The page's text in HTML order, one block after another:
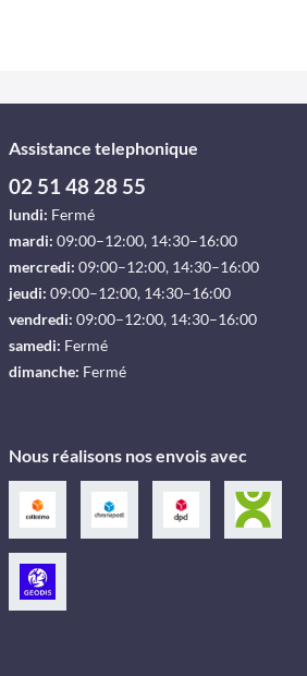
Assistance telephonique
02 51 48 28 55
lundi: Fermé
mardi: 09:00–12:00, 14:30–16:00
mercredi: 09:00–12:00, 14:30–16:00
jeudi: 09:00–12:00, 14:30–16:00
vendredi: 09:00–12:00, 14:30–16:00
samedi: Fermé
dimanche: Fermé
Nous réalisons nos envois avec